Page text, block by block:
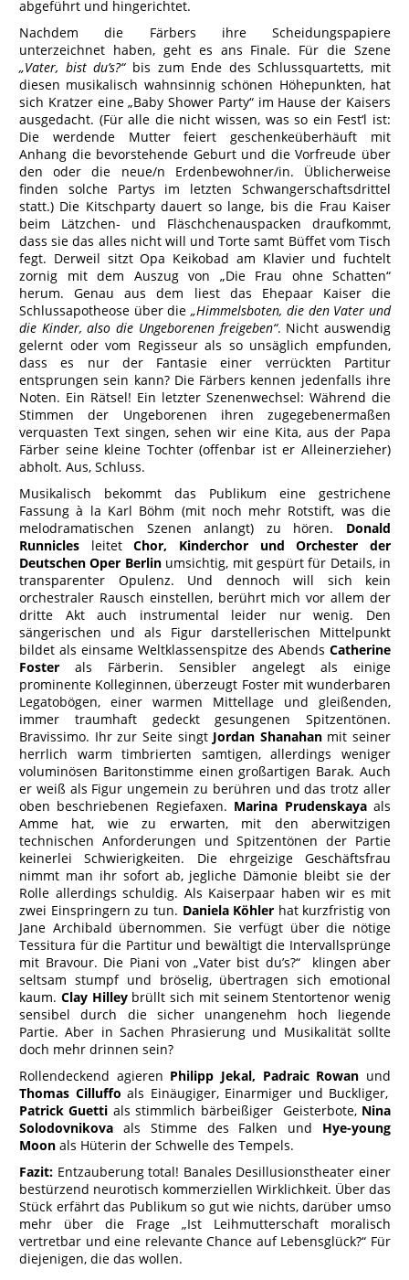
abgeführt und hingerichtet.
Nachdem die Färbers ihre Scheidungspapiere
unterzeichnet haben, geht es ans Finale. Für die Szene
„Vater, bist du’s?“bis zum Ende des Schlussquartetts, mit
diesen musikalisch wahnsinnig schönen Höhepunkten, hat
sich Kratzer eine „Baby Shower Party“ im Hause der Kaisers
ausgedacht. (Für alle die nicht wissen, was so ein Fest‘l ist:
Die werdende Mutter feiert geschenkeüberhäuft mit
Anhang die bevorstehende Geburt und die Vorfreude über
den oder die neue/n Erdenbewohner/in. Üblicherweise
finden solche Partys im letzten Schwangerschaftsdrittel
statt.) Die Kitschparty dauert so lange, bis die Frau Kaiser
beim Lätzchen- und Fläschchenauspacken draufkommt,
dass sie das alles nicht will und Torte samt Büffet vom Tisch
fegt. Derweil sitzt Opa Keikobad am Klavier und fuchtelt
zornig mit dem Auszug von „Die Frau ohne Schatten“
herum. Genau aus dem liest das Ehepaar Kaiser die
Schlussapotheose über die„Himmelsboten, die den Vater und
die Kinder, also die Ungeborenen freigeben“. Nicht auswendig
gelernt oder vom Regisseur als so unsäglich empfunden,
dass es nur der Fantasie einer verrückten Partitur
entsprungen sein kann? Die Färbers kennen jedenfalls ihre
Noten. Ein Rätsel! Ein letzter Szenenwechsel: Während die
Stimmen der Ungeborenen ihren zugegebenermaßen
verquasten Text singen, sehen wir eine Kita, aus der Papa
Färber seine kleine Tochter (offenbar ist er Alleinerzieher)
abholt. Aus, Schluss.
Musikalisch bekommt das Publikum eine gestrichene
Fassung à la Karl Böhm (mit noch mehr Rotstift, was die
melodramatischen Szenen anlangt) zu hören. Donald
Runnicles leitetChor, Kinderchor und Orchester der
Deutschen Oper Berlin umsichtig, mit gespürt für Details, in
transparenter Opulenz. Und dennoch will sich kein
orchestraler Rausch einstellen, berührt mich vor allem der
dritte Akt auch instrumental leider nur wenig. Den
sängerischen und als Figur darstellerischen Mittelpunkt
bildet als einsame Weltklassenspitze des Abends Catherine
Foster als Färberin. Sensibler angelegt als einige
prominente Kolleginnen, überzeugt Foster mit wunderbaren
Legatobögen, einer warmen Mittellage und gleißenden,
immer traumhaft gedeckt gesungenen Spitzentönen.
Bravissimo. Ihr zur Seite singt Jordan Shanahanmit seiner
herrlich warm timbrierten samtigen, allerdings weniger
voluminösen Baritonstimme einen großartigen Barak. Auch
er weiß als Figur ungemein zu berühren und das trotz aller
oben beschriebenen Regiefaxen. Marina Prudenskayaals
Amme hat, wie zu erwarten, mit den aberwitzigen
technischen Anforderungen und Spitzentönen der Partie
keinerlei Schwierigkeiten. Die ehrgeizige Geschäftsfrau
nimmt man ihr sofort ab, jegliche Dämonie bleibt sie der
Rolle allerdings schuldig. Als Kaiserpaar haben wir es mit
zwei Einspringern zu tun. Daniela Köhler hat kurzfristig von
Jane Archibald übernommen. Sie verfügt über die nötige
Tessitura für die Partitur und bewältigt die Intervallsprünge
mit Bravour. Die Piani von „Vater bist du’s?“ klingen aber
seltsam stumpf und bröselig, übertragen sich emotional
kaum. Clay Hilleybrüllt sich mit seinem Stentortenor wenig
sensibel durch die sicher unangenehm hoch liegende
Partie. Aber in Sachen Phrasierung und Musikalität sollte
doch mehr drinnen sein?
Rollendeckend agieren Philipp Jekal, Padraic Rowan und
Thomas Cilluffo als Einäugiger, Einarmiger und Buckliger,
Patrick Guetti als stimmlich bärbeißiger Geisterbote, Nina
Solodovnikova als Stimme des Falken und Hye-young
Moon als Hüterin der Schwelle des Tempels.
Fazit: Entzauberung total! Banales Desillusionstheater einer
bestürzend neurotisch kommerziellen Wirklichkeit. Über das
Stück erfährt das Publikum so gut wie nichts, darüber umso
mehr über die Frage „Ist Leihmutterschaft moralisch
vertretbar und eine relevante Chance auf Lebensglück?“ Für
diejenigen, die das wollen.